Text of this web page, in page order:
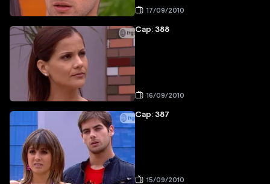
17/09/2010
Cap: 388
16/09/2010
Cap: 387
15/09/2010